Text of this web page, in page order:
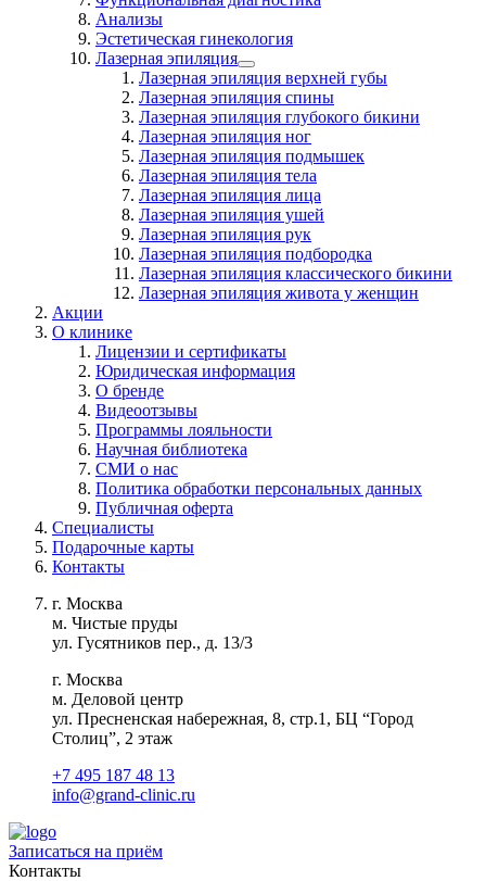
Анализы
Эстетическая гинекология
Лазерная эпиляция
Лазерная эпиляция верхней губы
Лазерная эпиляция спины
Лазерная эпиляция глубокого бикини
Лазерная эпиляция ног
Лазерная эпиляция подмышек
Лазерная эпиляция тела
Лазерная эпиляция лица
Лазерная эпиляция ушей
Лазерная эпиляция рук
Лазерная эпиляция подбородка
Лазерная эпиляция классического бикини
Лазерная эпиляция живота у женщин
Акции
О клинике
Лицензии и сертификаты
Юридическая информация
О бренде
Видеоотзывы
Программы лояльности
Научная библиотека
СМИ о нас
Политика обработки персональных данных
Публичная оферта
Специалисты
Подарочные карты
Контакты
г. Москва
м. Чистые пруды
ул. Гусятников пер., д. 13/3
г. Москва
м. Деловой центр
ул. Пресненская набережная, 8, стр.1, БЦ “Город
Столиц”, 2 этаж
+7 495 187 48 13
info@grand-clinic.ru
Записаться на приём
Контакты